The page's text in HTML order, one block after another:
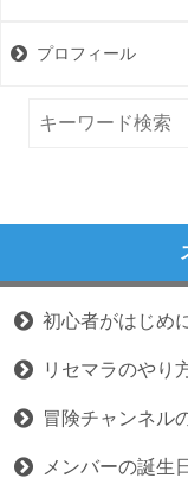
プロフィール
初心者がはじめ
リセマラのやり
冒険チャンネル
メンバーの誕生